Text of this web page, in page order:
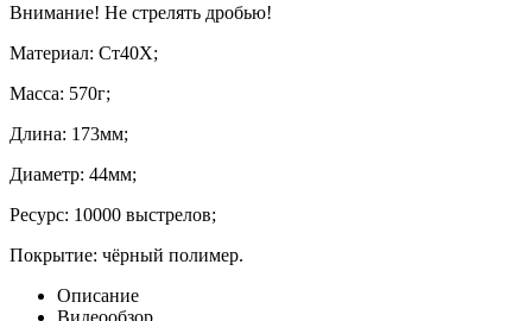
Внимание! Не стрелять дробью!
Материал: Ст40Х;
Масса: 570г;
Длина: 173мм;
Диаметр: 44мм;
Ресурс: 10000 выстрелов;
Покрытие: чёрный полимер.
Описание
Видеообзор